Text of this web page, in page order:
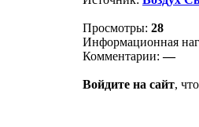
Просмотры: 28
Информационная
Комментарии:—
Войдите на сайт,